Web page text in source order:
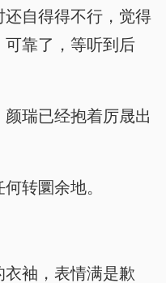
自得得不行，觉得
靠了，等听到后
瑞已经抱着厉晟出
转圜余地。
袖，表情满是歉